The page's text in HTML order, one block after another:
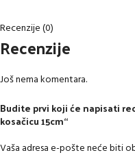
Recenzije (0)
Recenzije
Još nema komentara.
Budite prvi koji će napisati
kosačicu 15cm“
Vaša adresa e-pošte neće biti